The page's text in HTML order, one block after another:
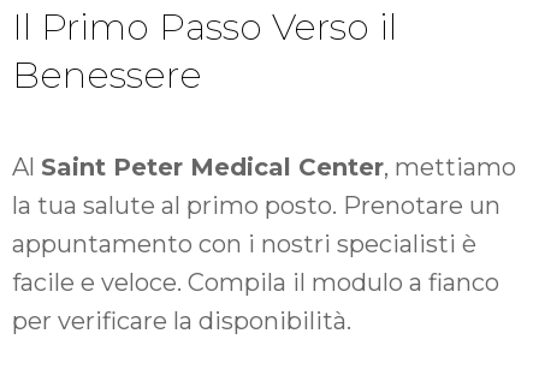
Il Primo Passo Verso il
Benessere
Al Saint Peter Medical Center, mettiamo
la tua salute al primo posto. Prenotare un
appuntamento con i nostri specialisti è
facile e veloce. Compila il modulo a fianco
per verificare la disponibilità.